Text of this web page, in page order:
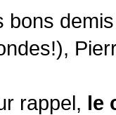
bons
rappel, le